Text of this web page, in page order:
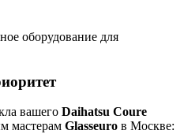
оборудование для
вашего Daihatsu Coure
мастерам Glasseuro в Москве: